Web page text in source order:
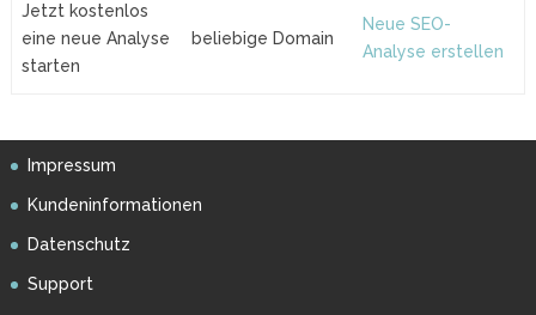
Jetzt kostenlos
eine neue Analyse
starten
beliebige Domain
Neue SEO-
Analyse erstellen
Impressum
Kundeninformationen
Datenschutz
Support